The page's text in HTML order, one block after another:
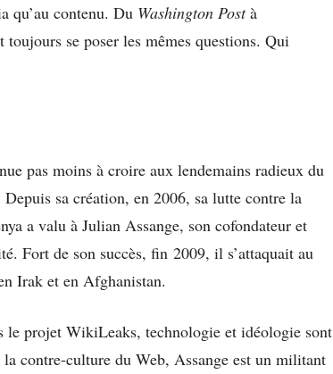
qu’au contenu. Du Washington Postà
toujours se poser les mêmes questions. Qui
pas moins à croire aux lendemains radieux du
Depuis sa création, en 2006, sa lutte contre la
a valu à Julian Assange, son cofondateur et
Fort de son succès, fin 2009, il s’attaquait au
Irak et en Afghanistan.
projet WikiLeaks, technologie et idéologie sont
contre-culture du Web, Assange est un militant